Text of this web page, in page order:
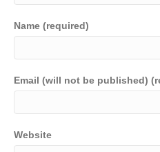
Name (required)
Email (will not be published)
Website